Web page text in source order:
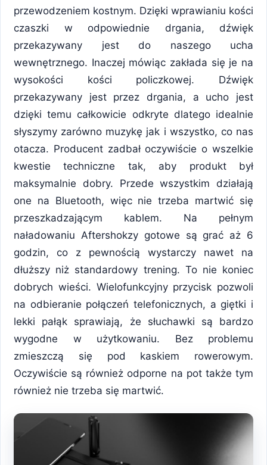
przewodzeniem kostnym. Dzięki wprawianiu kości
czaszki w odpowiednie drgania, dźwięk
przekazywany jest do naszego ucha
wewnętrznego. Inaczej mówiąc zakłada się je na
wysokości kości policzkowej. Dźwięk
przekazywany jest przez drgania, a ucho jest
dzięki temu całkowicie odkryte dlatego idealnie
słyszymy zarówno muzykę jak i wszystko, co nas
otacza. Producent zadbał oczywiście o wszelkie
kwestie techniczne tak, aby produkt był
maksymalnie dobry. Przede wszystkim działają
one na Bluetooth, więc nie trzeba martwić się
przeszkadzającym kablem. Na pełnym
naładowaniu Aftershokzy gotowe są grać aż 6
godzin, co z pewnością wystarczy nawet na
dłuższy niż standardowy trening. To nie koniec
dobrych wieści. Wielofunkcyjny przycisk pozwoli
na odbieranie połączeń telefonicznych, a giętki i
lekki pałąk sprawiają, że słuchawki są bardzo
wygodne w użytkowaniu. Bez problemu
zmieszczą się pod kaskiem rowerowym.
Oczywiście są również odporne na pot także tym
również nie trzeba się martwić.